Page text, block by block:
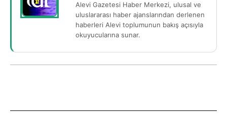
Alevi Gazetesi Haber Merkezi, ulusal ve
uluslararası haber ajanslarından derlenen
haberleri Alevi toplumunun bakış açısıyla
okuyucularına sunar.